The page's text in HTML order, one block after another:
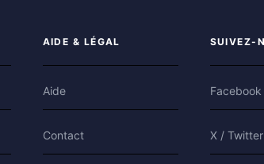
AIDE & LÉGAL
Aide
Contact
SUIVEZ-
Facebook
X / Twitter